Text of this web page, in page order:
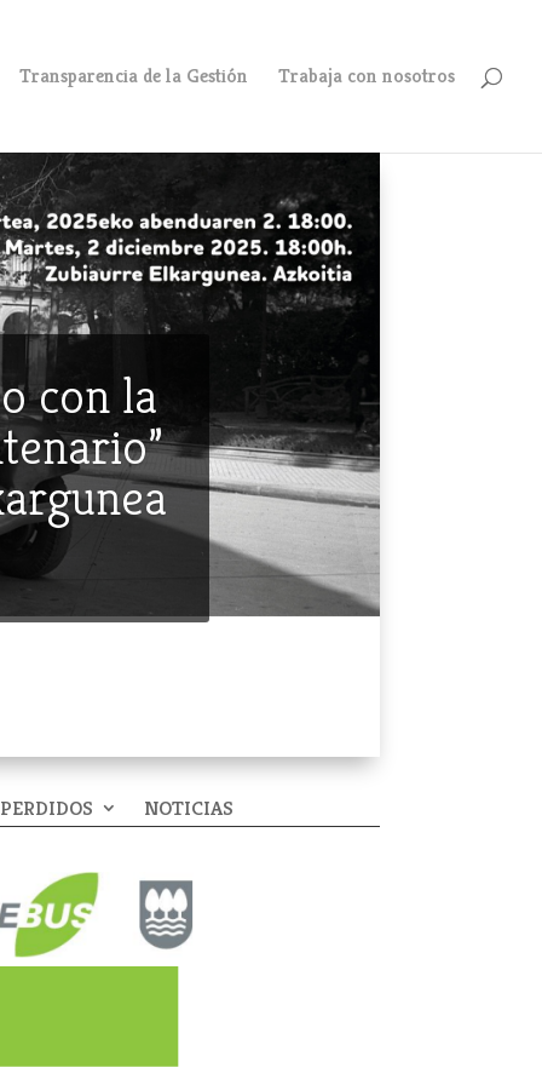
Transparencia de la Gestión Trabaja con nosotros
con la
NOTICIAS